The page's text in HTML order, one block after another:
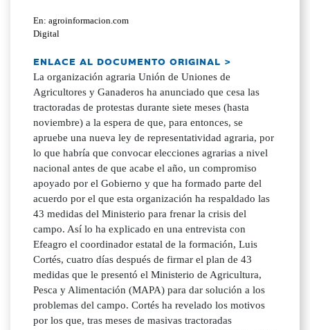
En: agroinformacion.com
Digital
ENLACE AL DOCUMENTO ORIGINAL >
La organización agraria Unión de Uniones de
Agricultores y Ganaderos ha anunciado que cesa las
tractoradas de protestas durante siete meses (hasta
noviembre) a la espera de que, para entonces, se
apruebe una nueva ley de representatividad agraria, por
lo que habría que convocar elecciones agrarias a nivel
nacional antes de que acabe el año, un compromiso
apoyado por el Gobierno y que ha formado parte del
acuerdo por el que esta organización ha respaldado las
43 medidas del Ministerio para frenar la crisis del
campo. Así lo ha explicado en una entrevista con
Efeagro el coordinador estatal de la formación, Luis
Cortés, cuatro días después de firmar el plan de 43
medidas que le presentó el Ministerio de Agricultura,
Pesca y Alimentación (MAPA) para dar solución a los
problemas del campo. Cortés ha revelado los motivos
por los que, tras meses de masivas tractoradas